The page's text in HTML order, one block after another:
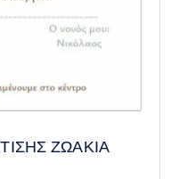
ΖΩΑΚΙΑ